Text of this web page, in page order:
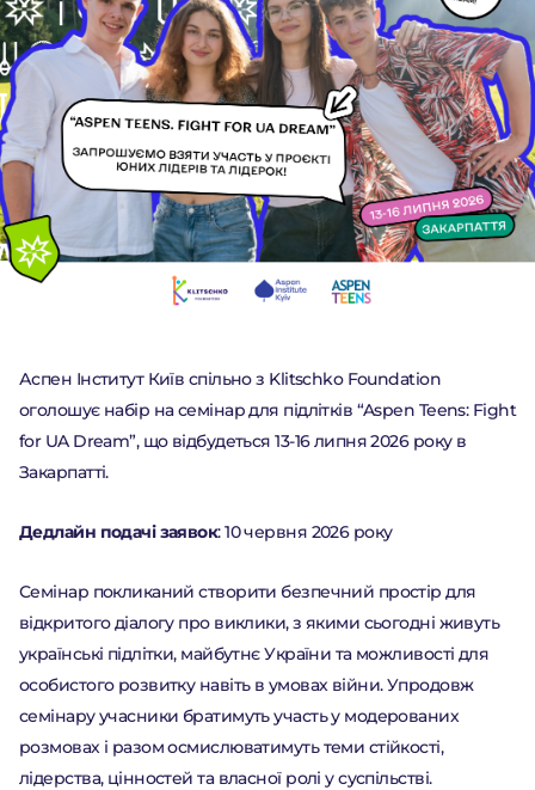
ПРОЄКТИ
НОВИНИ
ДІЯЛЬНІСТЬ
ПІДТРИМАТИ
Аспен Інститут Київ спільно з Klitschko Foundation
оголошує набір на семінар для підлітків “Aspen Teens: Fight
for UA Dream”, що відбудеться 13-16 липня 2026 року в
Закарпатті.
Дедлайн подачі заявок: 10 червня 2026 року
Семінар покликаний створити безпечний простір для
відкритого діалогу про виклики, з якими сьогодні живуть
українські підлітки, майбутнє України та можливості для
особистого розвитку навіть в умовах війни. Упродовж
семінару учасники братимуть участь у модерованих
розмовах і разом осмислюватимуть теми стійкості,
лідерства, цінностей та власної ролі у суспільстві.